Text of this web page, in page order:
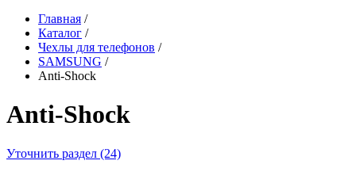
Главная /
Каталог /
Чехлы для телефонов /
SAMSUNG /
Anti-Shock
Anti-Shock
Уточнить раздел (24)